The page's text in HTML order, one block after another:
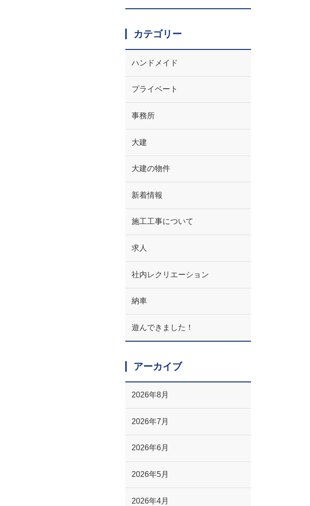
カテゴリー
ハンドメイド
プライベート
事務所
大建
大建の物件
新着情報
施工工事について
求人
社内レクリエーション
納車
遊んできました！
アーカイブ
2026年8月
2026年7月
2026年6月
2026年5月
2026年4月